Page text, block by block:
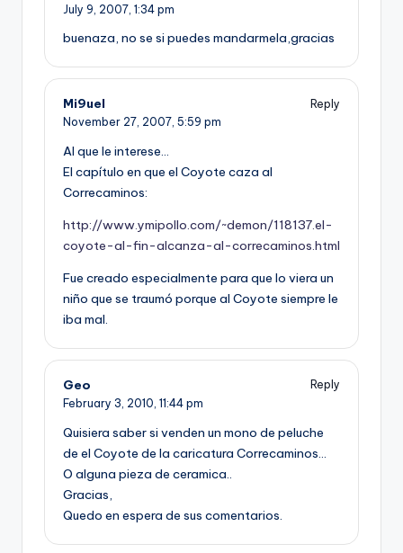
July 9, 2007, 1:34 pm
buenaza, no se si puedes mandarmela,gracias
Mi9uel
Reply
November 27, 2007, 5:59 pm
Al que le interese…
El capí­tulo en que el Coyote caza al
Correcaminos:
http://www.ymipollo.com/~demon/118137.el-
coyote-al-fin-alcanza-al-correcaminos.html
Fue creado especialmente para que lo viera un
niño que se traumó porque al Coyote siempre le
iba mal.
Geo
Reply
February 3, 2010, 11:44 pm
Quisiera saber si venden un mono de peluche
de el Coyote de la caricatura Correcaminos…
O alguna pieza de ceramica..
Gracias,
Quedo en espera de sus comentarios.